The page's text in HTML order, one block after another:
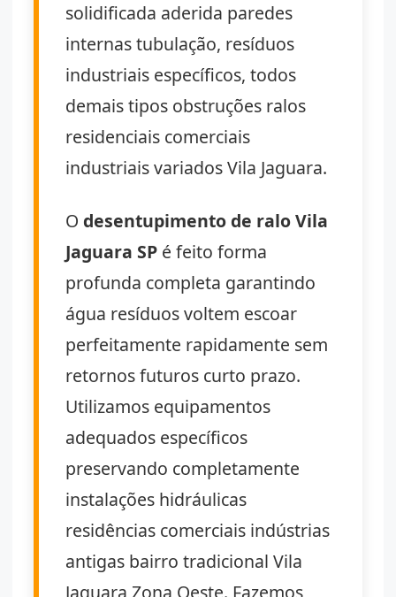
solidificada aderida paredes
internas tubulação, resíduos
industriais específicos, todos
demais tipos obstruções ralos
residenciais comerciais
industriais variados Vila Jaguara.
O desentupimento de ralo Vila
Jaguara SP é feito forma
profunda completa garantindo
água resíduos voltem escoar
perfeitamente rapidamente sem
retornos futuros curto prazo.
Utilizamos equipamentos
adequados específicos
preservando completamente
instalações hidráulicas
residências comerciais indústrias
antigas bairro tradicional Vila